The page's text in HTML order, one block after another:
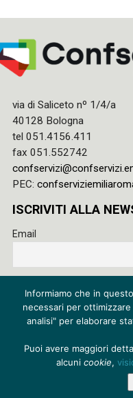
via di Saliceto nº 1/4/a
40128 Bologna
tel 051.4156.411
fax 051.552742
PEC:
ISCRIVITI ALLA
Email
al trattamento dei miei dati
Privacy policy
Cookie policy
Credits
Informiamo che in
necessari per
analisi" per elaborare
Puoi avere maggiori
alcuni cookie,